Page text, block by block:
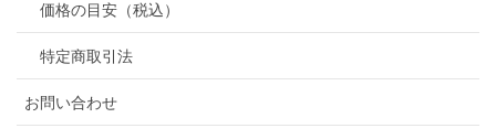
価格の目安（税込）
特定商取引法
お問い合わせ